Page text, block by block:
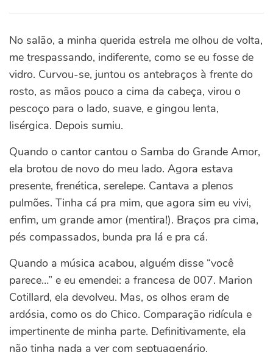
No salão, a minha querida estrela me olhou de volta,
me trespassando, indiferente, como se eu fosse de
vidro. Curvou-se, juntou os antebraços à frente do
rosto, as mãos pouco a cima da cabeça, virou o
pescoço para o lado, suave, e gingou lenta,
lisérgica. Depois sumiu.
Quando o cantor cantou o Samba do Grande Amor,
ela brotou de novo do meu lado. Agora estava
presente, frenética, serelepe. Cantava a plenos
pulmões. Tinha cá pra mim, que agora sim eu vivi,
enfim, um grande amor (mentira!). Braços pra cima,
pés compassados, bunda pra lá e pra cá.
Quando a música acabou, alguém disse “você
parece…” e eu emendei: a francesa de 007. Marion
Cotillard, ela devolveu. Mas, os olhos eram de
ardósia, como os do Chico. Comparação ridícula e
impertinente de minha parte. Definitivamente, ela
não tinha nada a ver com septuagenário.